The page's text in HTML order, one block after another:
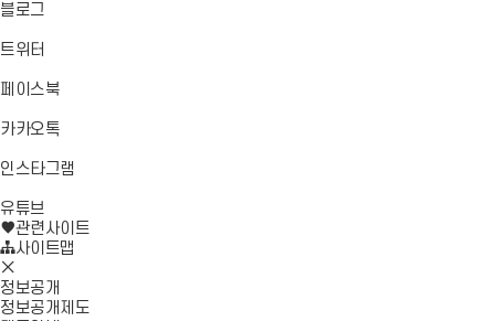
블로그
트위터
가
페이스북바
가
카카오톡바
가
인스타그램
기
유튜브
로
가
관련사이트
사이트맵
모
바
일
정보공개
정보공개제도